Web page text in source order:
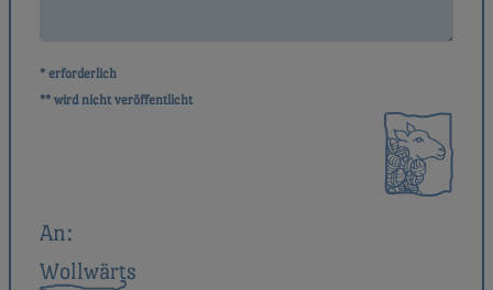
* erforderlich
** wird nicht veröffentlicht
An:
Wollwärts